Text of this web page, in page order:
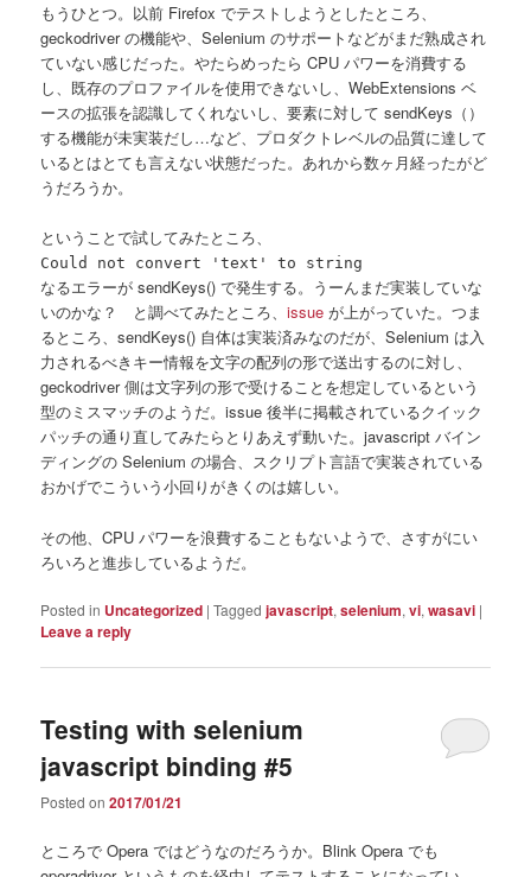
もうひとつ。以前 Firefox でテストしようとしたところ、
geckodriver の機能や、Selenium のサポートなどがまだ熟成され
ていない感じだった。やたらめったら CPU パワーを消費する
し、既存のプロファイルを使用できないし、WebExtensions ベ
ースの拡張を認識してくれないし、要素に対して sendKeys（）
する機能が未実装だし…など、プロダクトレベルの品質に達して
いるとはとても言えない状態だった。あれから数ヶ月経ったがど
うだろうか。
ということで試してみたところ、
Could not convert 'text' to string
なるエラーが sendKeys() で発生する。うーんまだ実装していな
いのかな？ と調べてみたところ、issue が上がっていた。つま
るところ、sendKeys() 自体は実装済みなのだが、Selenium は入
力されるべきキー情報を文字の配列の形で送出するのに対し、
geckodriver 側は文字列の形で受けることを想定しているという
型のミスマッチのようだ。issue 後半に掲載されているクイック
パッチの通り直してみたらとりあえず動いた。javascript バイン
ディングの Selenium の場合、スクリプト言語で実装されている
おかげでこういう小回りがきくのは嬉しい。
その他、CPU パワーを浪費することもないようで、さすがにい
ろいろと進歩しているようだ。
Posted in Uncategorized |Tagged javascript,selenium,vi,wasavi |
Leave a reply
Testing with selenium
javascript binding #5
Posted on2017/01/21
ところで Opera ではどうなのだろうか。Blink Opera でも